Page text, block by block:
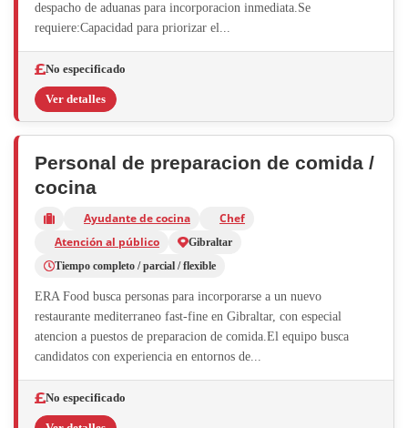
despacho de aduanas para incorporacion inmediata.Se
requiere:Capacidad para priorizar el...
No especificado
Ver detalles
Personal de preparacion de comida /
cocina
Ayudante de cocina
Chef
Atención al público
Gibraltar
Tiempo completo / parcial / flexible
ERA Food busca personas para incorporarse a un nuevo
restaurante mediterraneo fast-fine en Gibraltar, con especial
atencion a puestos de preparacion de comida.El equipo busca
candidatos con experiencia en entornos de...
No especificado